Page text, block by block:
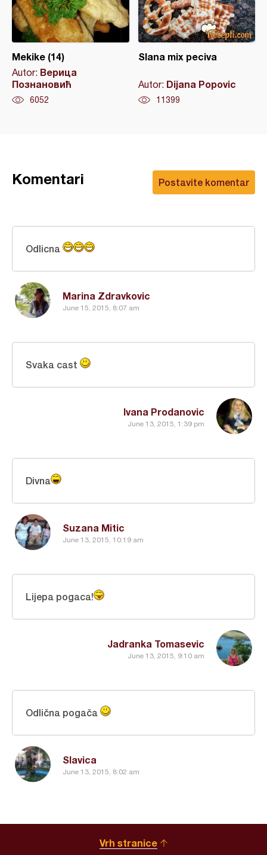
Mekike (14)
Autor: Верица
Познановић
6052
Slana mix peciva
Autor: Dijana Popovic
11399
Postavite komentar
Komentari
Marina Zdravkovic
June 15, 2015, 8:07 am
Odlicna
Ivana Prodanovic
June 13, 2015, 1:39 pm
Svaka cast
Suzana Mitic
June 13, 2015, 10:19 am
Divna
Jadranka Tomasevic
June 13, 2015, 9:10 am
Lijepa pogaca!
Slavica
June 13, 2015, 8:02 am
Odlična pogača
Vrh stranice